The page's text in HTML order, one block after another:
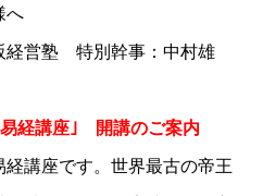
へ
別幹事：中村雄
経講座｣ 開講のご案内
講座です。世界最古の帝王